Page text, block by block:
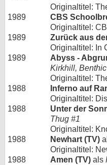
Originaltitel:
1989
CBS
Originaltitel:
1989
Zurück aus
Originaltitel: In
1989
Abyss -
Kirkhill,
Originaltitel:
1988
Inferno auf
Originaltitel:
1988
Unter der
Thug #1
Originaltitel:
1988
Newhart (TV)
Originaltitel:
1988
Amen (TV) als